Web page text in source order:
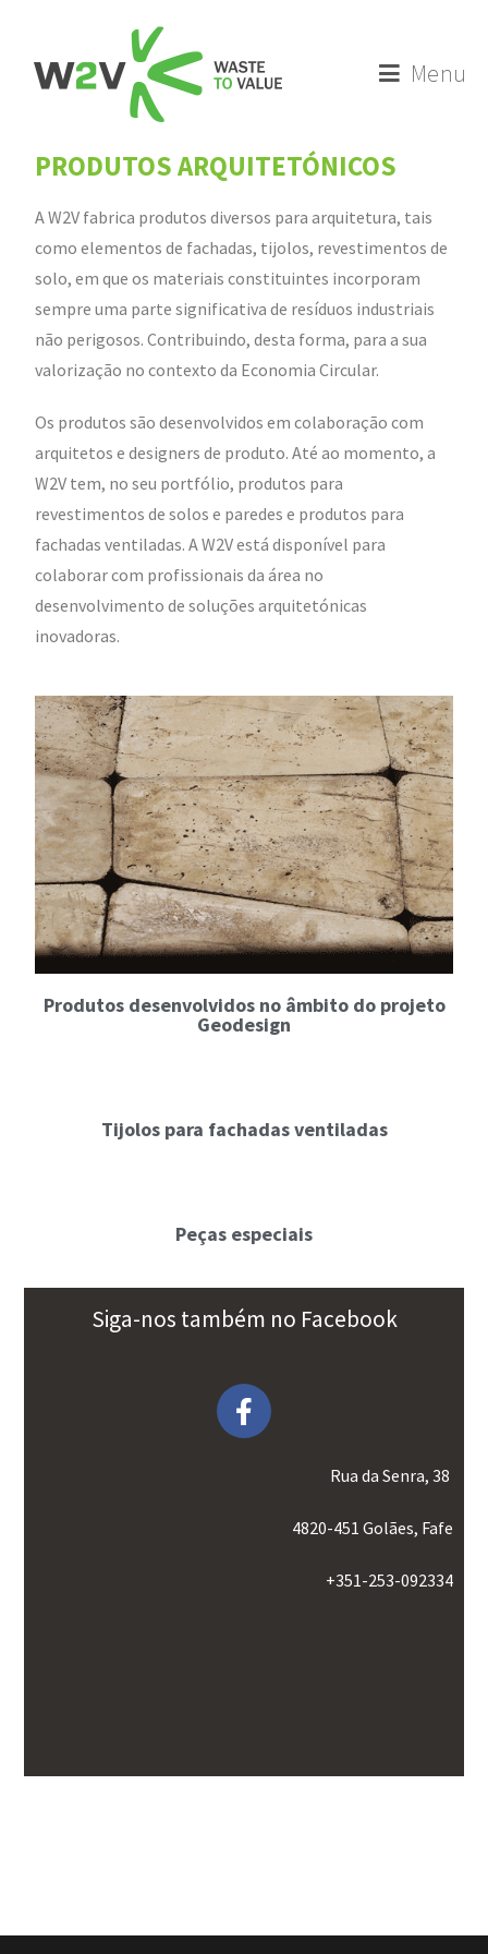
Menu
PRODUTOS ARQUITETÓNICOS
A W2V fabrica produtos diversos para arquitetura, tais
como elementos de fachadas, tijolos, revestimentos de
solo, em que os materiais constituintes incorporam
sempre uma parte significativa de resíduos industriais
não perigosos. Contribuindo, desta forma, para a sua
valorização no contexto da Economia Circular.
Os produtos são desenvolvidos em colaboração com
arquitetos e designers de produto. Até ao momento, a
W2V tem, no seu portfólio, produtos para
revestimentos de solos e paredes e produtos para
fachadas ventiladas. A W2V está disponível para
colaborar com profissionais da área no
desenvolvimento de soluções arquitetónicas
inovadoras.
Produtos desenvolvidos no âmbito do projeto
Geodesign
Tijolos para fachadas ventiladas
Peças especiais
Siga-nos também no Facebook
Rua da Senra, 38
4820-451 Golães, Fafe
+351-253-092334